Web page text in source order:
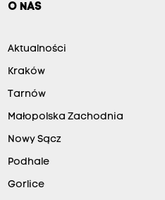
O NAS
Aktualności
Kraków
Tarnów
Małopolska Zachodnia
Nowy Sącz
Podhale
Gorlice